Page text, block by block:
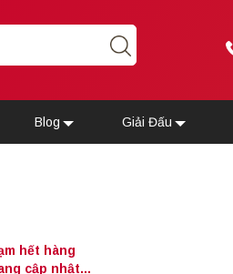
Blog Giải Đấu
hết hàng
cập nhật...